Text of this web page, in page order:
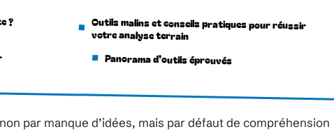
? Outils malins et conseils pratiques pour réussir
votre analyse terrain
Panorama d’outils éprouvés
par manque d’idées, mais par défaut de compréhension